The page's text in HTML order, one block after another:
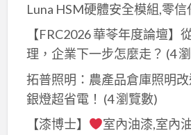
Luna HSM硬體安全模組,零信
【FRC2026 華苓年度論壇】
理，企業下一步怎麼走？ (4
拓普照明：農產品倉庫照明
銀燈超省電！ (4 瀏覽數)
【漆博士】
室內油漆,室內